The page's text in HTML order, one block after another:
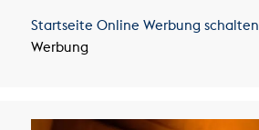
Startseite Online Werbung schalten
Werbung